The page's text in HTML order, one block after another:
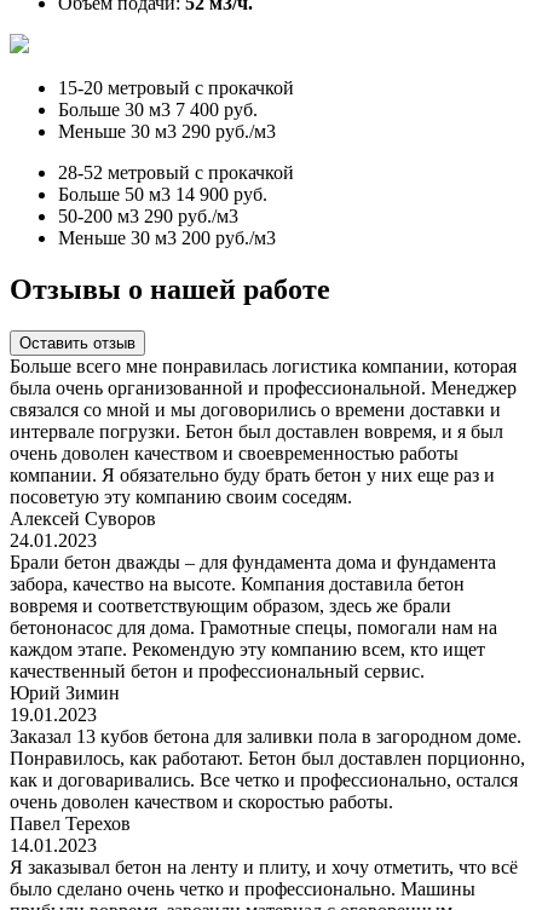
15-20 метровый с прокачкой
Больше 30 м3 7 400 руб.
Меньше 30 м3 290 руб./м3
28-52 метровый с прокачкой
Больше 50 м3 14 900 руб.
50-200 м3 290 руб./м3
Меньше 30 м3 200 руб./м3
Отзывы о нашей работе
Оставить отзыв
Больше всего мне понравилась логистика компании, которая
была очень организованной и профессиональной. Менеджер
связался со мной и мы договорились о времени доставки и
интервале погрузки. Бетон был доставлен вовремя, и я был
очень доволен качеством и своевременностью работы
компании. Я обязательно буду брать бетон у них еще раз и
посоветую эту компанию своим соседям.
Алексей Суворов
24.01.2023
Брали бетон дважды – для фундамента дома и фундамента
забора, качество на высоте. Компания доставила бетон
вовремя и соответствующим образом, здесь же брали
бетононасос для дома. Грамотные спецы, помогали нам на
каждом этапе. Рекомендую эту компанию всем, кто ищет
качественный бетон и профессиональный сервис.
Юрий Зимин
19.01.2023
Заказал 13 кубов бетона для заливки пола в загородном доме.
Понравилось, как работают. Бетон был доставлен порционно,
как и договаривались. Все четко и профессионально, остался
очень доволен качеством и скоростью работы.
Павел Терехов
14.01.2023
Я заказывал бетон на ленту и плиту, и хочу отметить, что всё
было сделано очень четко и профессионально. Машины